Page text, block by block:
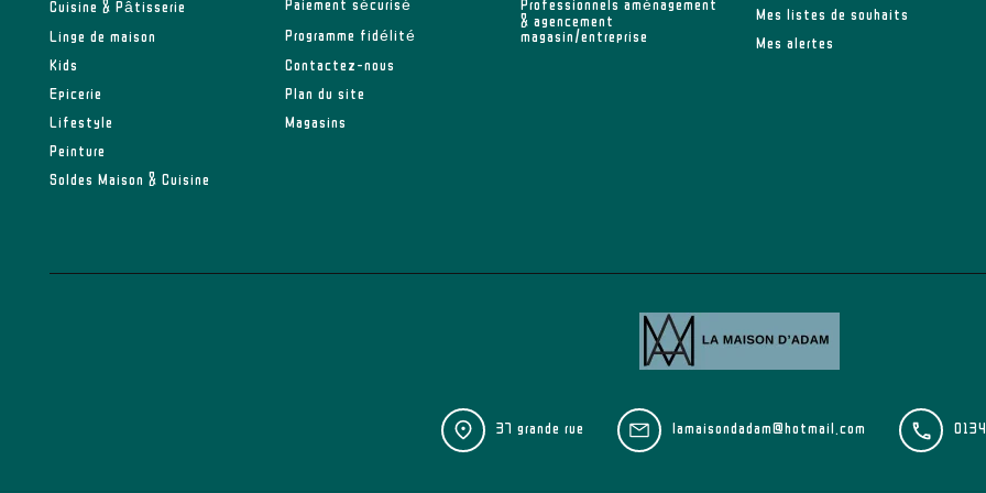
Cuisine & Pâtisserie
Linge de maison
Kids
Epicerie
Lifestyle
Peinture
Soldes Maison & Cuisine
Paiement sécurisé
Programme fidélité
Contactez-nous
Plan du site
Magasins
Professionnels aménagement
& agencement
magasin/entreprise
Mes listes de souhaits
Mes alertes
37 grande rue lamaisondadam@hotmail.com